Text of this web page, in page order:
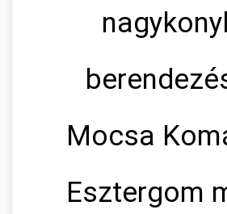
Mocsa
Esztergom